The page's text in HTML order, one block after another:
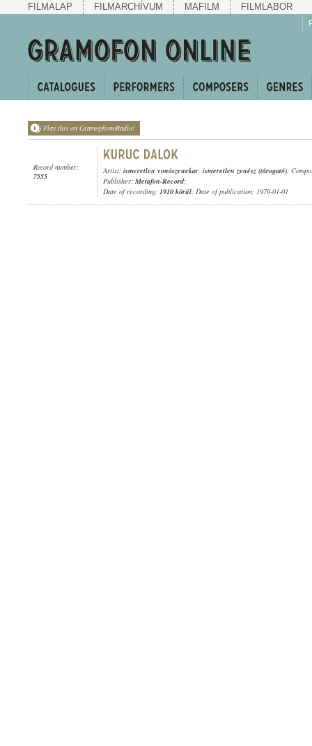
FILMALAP FILMARCHÍVUM MAFILM FILMLABOR
Play this on GramophoneRadio!
Record number:
7555
Artist: ismeretlen vonószenekar, ismeretlen zenész (tárogató);
Publisher: Metafon-Record;
Date of recording: 1910 körül; Date of publication: 1970-01-01